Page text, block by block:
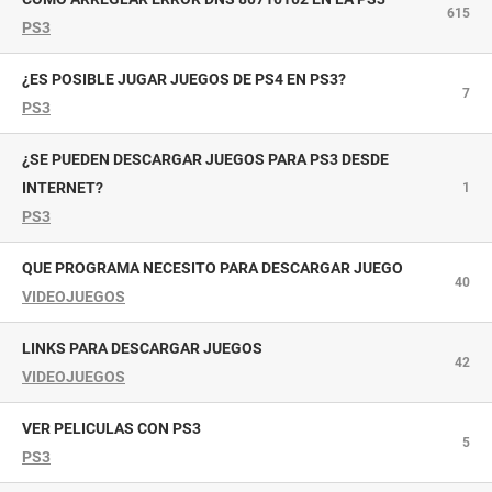
PS3
615
¿ES POSIBLE JUGAR JUEGOS DE PS4 EN PS3?
PS3
7
¿SE PUEDEN DESCARGAR JUEGOS PARA PS3 DESDE
INTERNET?
PS3
1
QUE PROGRAMA NECESITO PARA DESCARGAR JUEGO
VIDEOJUEGOS
40
LINKS PARA DESCARGAR JUEGOS
VIDEOJUEGOS
42
VER PELICULAS CON PS3
PS3
5